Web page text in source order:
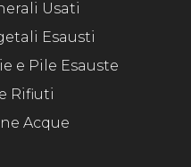
Usati
Esausti
e Pile Esauste
Rifiuti
Acque